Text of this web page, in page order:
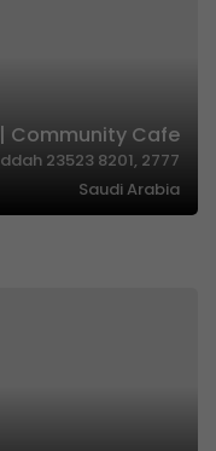
Community Cafe | كوميونتي كافيه
23523 8201,
Saudi Arabia